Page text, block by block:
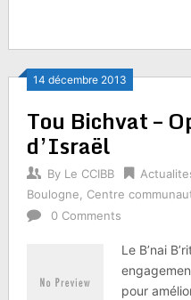
14 décembre 2013
Tou Bichvat –
d’Israël
By Le CCIBB
Boulogne
Centre
0 Comments
Le B’nai
pour